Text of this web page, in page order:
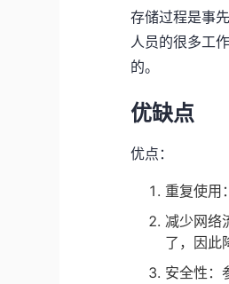
存储过程是事
人员的很多工
的。
优缺点
优点：
重复使用
减少网络
了，因此
安全性：